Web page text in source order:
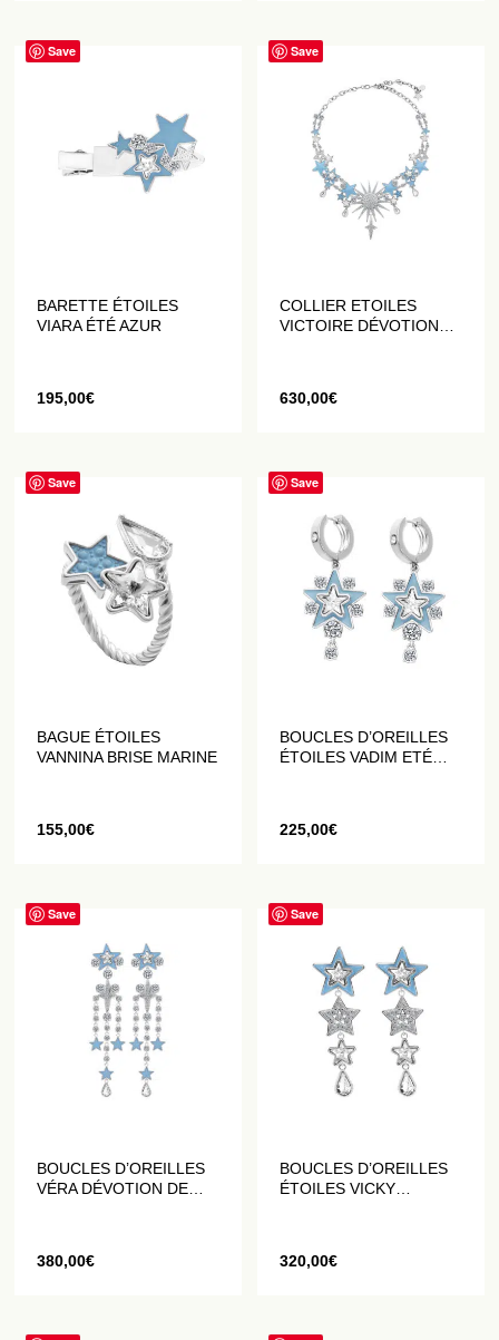
Save
BARETTE ÉTOILES
VIARA ÉTÉ AZUR
195,00€
Save
COLLIER ETOILES
VICTOIRE DÉVOTION
630,00€
Save
BAGUE ÉTOILES
VANNINA BRISE MARINE
155,00€
Save
BOUCLES D’OREILLES
ÉTOILES VADIM ETÉ
225,00€
Save
BOUCLES D’OREILLES
VÉRA DÉVOTION DE
380,00€
Save
BOUCLES D’OREILLES
ÉTOILES VICKY
320,00€